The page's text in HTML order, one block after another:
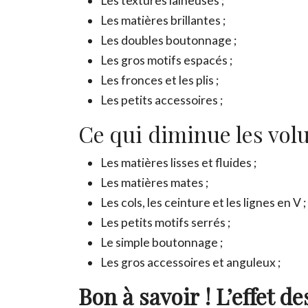
Les matières brillantes ;
Les doubles boutonnage ;
Les gros motifs espacés ;
Les fronces et les plis ;
Les petits accessoires ;
Ce qui diminue les
Les matières lisses et fluides ;
Les matières mates ;
Les cols, les ceinture et les lignes en V ;
Les petits motifs serrés ;
Le simple boutonnage ;
Les gros accessoires et anguleux ;
Bon à savoir ! L’effet